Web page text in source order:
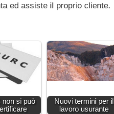
ed assiste il proprio cliente.
non si può
Nuovi termini per il
lavoro usurante